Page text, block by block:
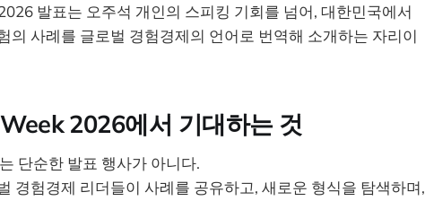
발표는 오주석 개인의 스피킹 기회를 넘어, 대한민국에서
의 사례를 글로벌 경험경제의 언어로 번역해 소개하는 자리이
2026에서 기대하는 것
단순한 발표 행사가 아니다.
경험경제 리더들이 사례를 공유하고, 새로운 형식을 탐색하며,